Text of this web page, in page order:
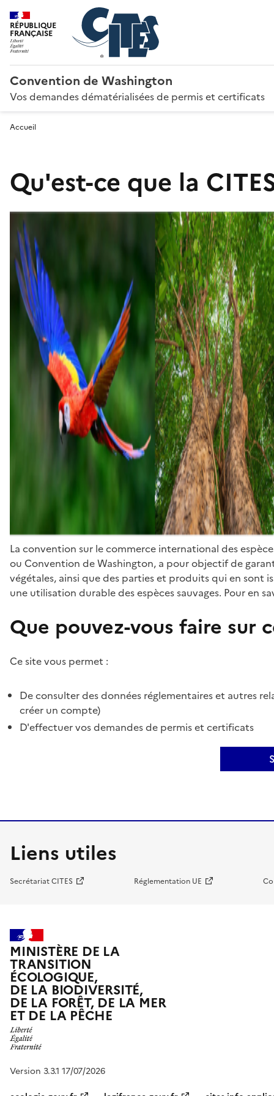
RÉPUBLIQUE
FRANÇAISE
Convention de Washington
Vos demandes dématérialisées de permis et certificats
Accueil
Qu'est-ce que la
La convention sur le commerce international des
ou Convention de Washington, a pour objectif de
végétales, ainsi que des parties et produits qui en sont
une utilisation durable des espèces sauvages. Pour en
Que pouvez-vous faire sur
Ce site vous permet :
De consulter des données réglementaires et autres
créer un compte)
D'effectuer vos demandes de permis et certificats
Liens utiles
Secrétariat CITES Réglementation UE
MINISTÈRE DE LA
TRANSITION
ÉCOLOGIQUE,
DE LA BIODIVERSITÉ,
DE LA FORÊT, DE LA MER
ET DE LA PÊCHE
Version 3.3.1 17/07/2026